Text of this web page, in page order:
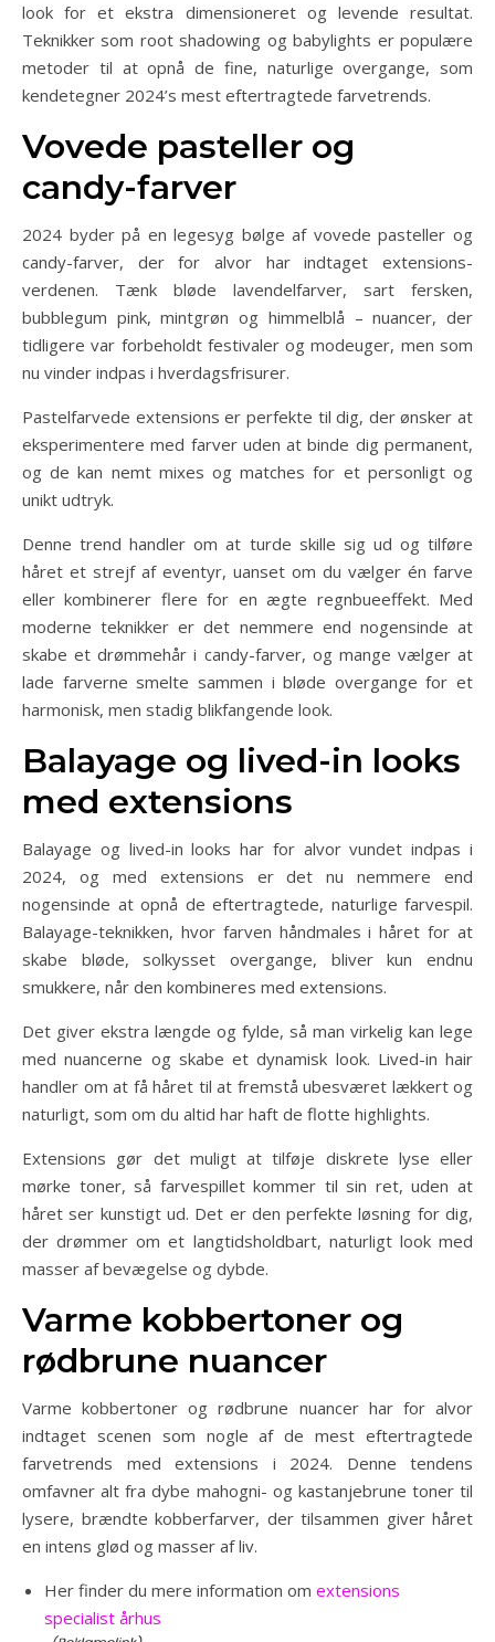
look for et ekstra dimensioneret og levende resultat.
Teknikker som root shadowing og babylights er populære
metoder til at opnå de fine, naturlige overgange, som
kendetegner 2024’s mest eftertragtede farvetrends.
Vovede pasteller og
candy-farver
2024 byder på en legesyg bølge af vovede pasteller og
candy-farver, der for alvor har indtaget extensions-
verdenen. Tænk bløde lavendelfarver, sart fersken,
bubblegum pink, mintgrøn og himmelblå – nuancer, der
tidligere var forbeholdt festivaler og modeuger, men som
nu vinder indpas i hverdagsfrisurer.
Pastelfarvede extensions er perfekte til dig, der ønsker at
eksperimentere med farver uden at binde dig permanent,
og de kan nemt mixes og matches for et personligt og
unikt udtryk.
Denne trend handler om at turde skille sig ud og tilføre
håret et strejf af eventyr, uanset om du vælger én farve
eller kombinerer flere for en ægte regnbueeffekt. Med
moderne teknikker er det nemmere end nogensinde at
skabe et drømmehår i candy-farver, og mange vælger at
lade farverne smelte sammen i bløde overgange for et
harmonisk, men stadig blikfangende look.
Balayage og lived-in looks
med extensions
Balayage og lived-in looks har for alvor vundet indpas i
2024, og med extensions er det nu nemmere end
nogensinde at opnå de eftertragtede, naturlige farvespil.
Balayage-teknikken, hvor farven håndmales i håret for at
skabe bløde, solkysset overgange, bliver kun endnu
smukkere, når den kombineres med extensions.
Det giver ekstra længde og fylde, så man virkelig kan lege
med nuancerne og skabe et dynamisk look. Lived-in hair
handler om at få håret til at fremstå ubesværet lækkert og
naturligt, som om du altid har haft de flotte highlights.
Extensions gør det muligt at tilføje diskrete lyse eller
mørke toner, så farvespillet kommer til sin ret, uden at
håret ser kunstigt ud. Det er den perfekte løsning for dig,
der drømmer om et langtidsholdbart, naturligt look med
masser af bevægelse og dybde.
Varme kobbertoner og
rødbrune nuancer
Varme kobbertoner og rødbrune nuancer har for alvor
indtaget scenen som nogle af de mest eftertragtede
farvetrends med extensions i 2024. Denne tendens
omfavner alt fra dybe mahogni- og kastanjebrune toner til
lysere, brændte kobberfarver, der tilsammen giver håret
en intens glød og masser af liv.
Her finder du mere information om extensions
specialist århus